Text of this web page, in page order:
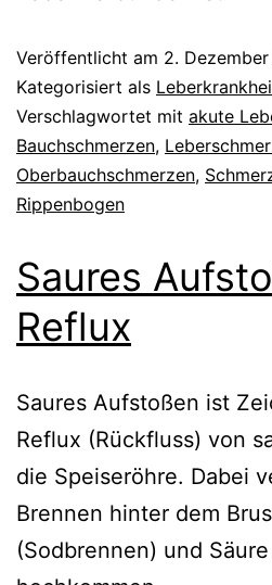
Veröffentlicht am 2.
Kategorisiert als
Verschlagwortet mit akute
Bauchschmerzen,
Oberbauchschmerzen,
Rippenbogen
Saures
Reflux
Saures Aufstoßen ist
Reflux (Rückfluss) von
die Speiseröhre. Dabei
Brennen hinter dem
(Sodbrennen) und